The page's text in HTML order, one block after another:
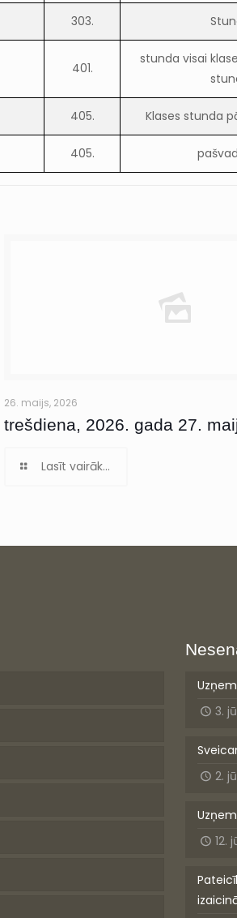
303.
401.
stunda visai
405. Klases stunda
405.
26. maijs, 2026
trešdiena, 2026. gada 27.
Lasīt vairāk...
3.
2.
12.